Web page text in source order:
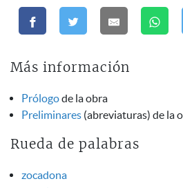
Más información
Prólogode la obra
Preliminares (abreviaturas) de la
Rueda de palabras
zocadona